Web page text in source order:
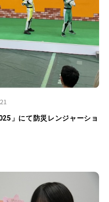
」にて防災レンジャーショ